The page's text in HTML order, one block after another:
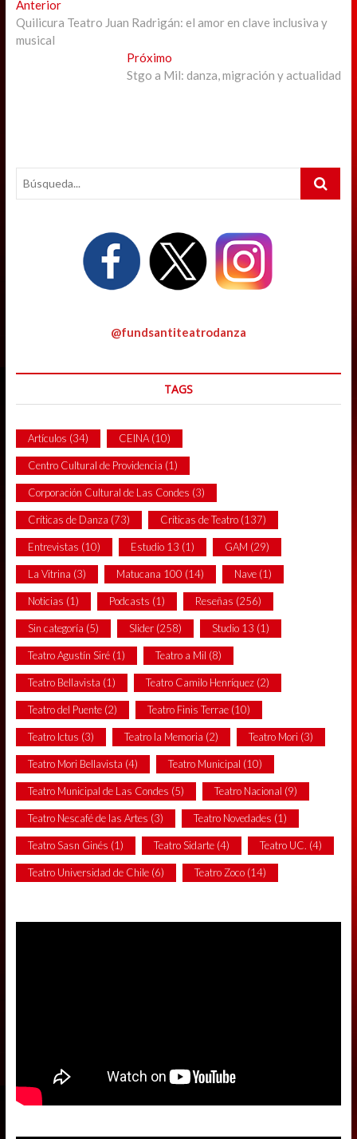
Navegación
de
AnteriorPrevious
post:
Quilicura Teatro Juan Radrigán: el amor en clave inclusiva y
musical
Próximo
post:
Stgo a Mil: danza, migración y actualidad
Search
@fundsantiteatrodanza
TAGS
Artículos (34) CEINA(10)
Centro Cultural de Providencia (1)
Corporación Cultural de Las Condes (3)
Críticas de Danza (73) Críticas de Teatro(137)
Entrevistas (10) Estudio 13 (1) GAM (29)
La Vitrina (3) Matucana 100 (14) Nave(1)
Noticias (1) Podcasts (1) Reseñas (256)
Sin categoría (5) Slider(258) Studio 13 (1)
Teatro Agustín Siré(1) Teatro a Mil (8)
Teatro Bellavista (1) Teatro Camilo Henríquez(2)
Teatro del Puente(2) Teatro Finis Terrae(10)
Teatro Ictus (3) Teatro la Memoria (2) Teatro Mori (3)
Teatro Mori Bellavista (4) Teatro Municipal (10)
Teatro Municipal de Las Condes (5) Teatro Nacional (9)
Teatro Nescafé de las Artes (3) Teatro Novedades (1)
Teatro Sasn Ginés (1) Teatro Sidarte(4) Teatro UC. (4)
Teatro Universidad de Chile(6) Teatro Zoco(14)